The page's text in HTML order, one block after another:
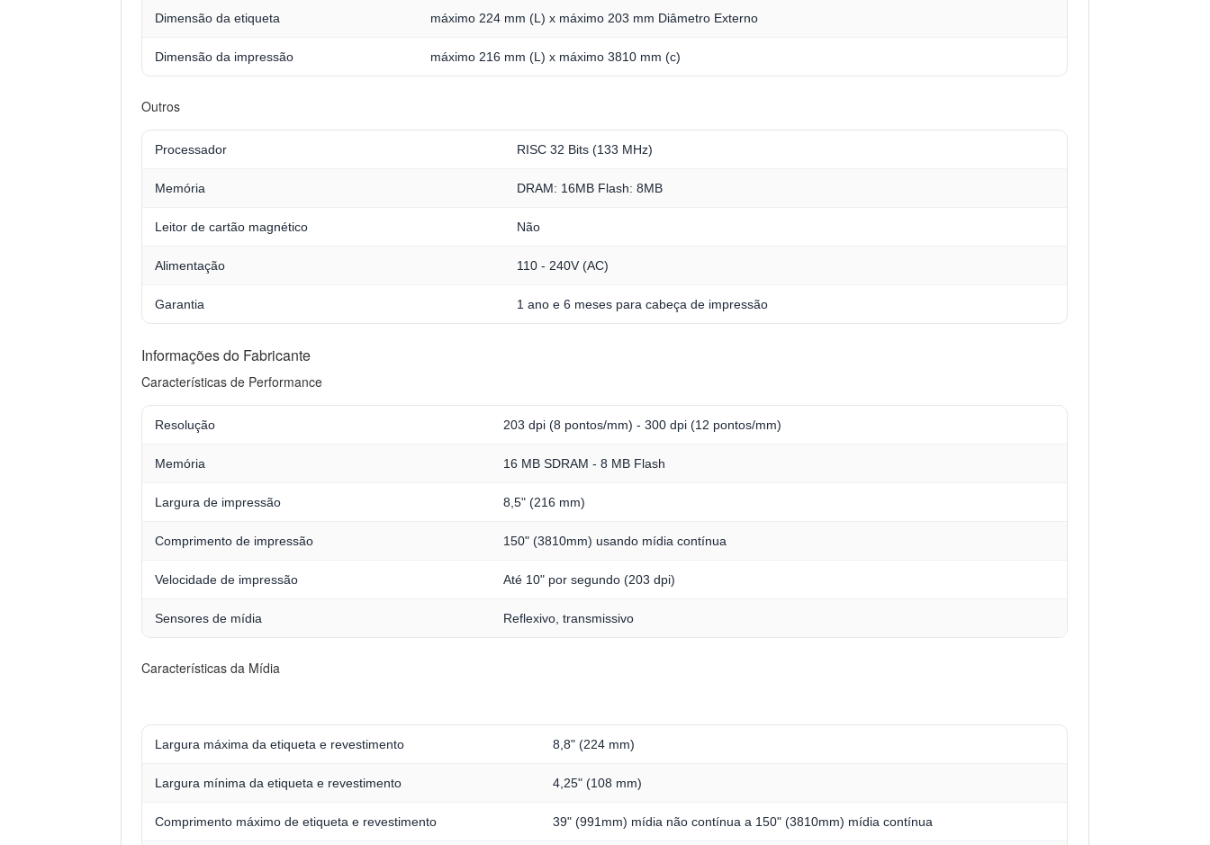
Dimensão da etiqueta máximo 224 mm (L) x máximo 203 mm Diâmetro Externo
Dimensão da impressão máximo 216 mm (L) x máximo 3810 mm (c)
Outros
Processador RISC 32 Bits (133 MHz)
Memória DRAM: 16MB Flash: 8MB
Leitor de cartão magnético Não
Alimentação 110 - 240V (AC)
Garantia 1 ano e 6 meses para cabeça de impressão
Informações do Fabricante
Características de Performance
Resolução 203 dpi (8 pontos/mm) - 300 dpi (12 pontos/mm)
Memória 16 MB SDRAM - 8 MB Flash
Largura de impressão 8,5" (216 mm)
Comprimento de impressão 150" (3810mm) usando mídia contínua
Velocidade de impressão Até 10" por segundo (203 dpi)
Sensores de mídia Reflexivo, transmissivo
Características da Mídia
Largura máxima da etiqueta e revestimento 8,8" (224 mm)
Largura mínima da etiqueta e revestimento 4,25" (108 mm)
Comprimento máximo de etiqueta e revestimento 39" (991mm) mídia não contínua a 150" (3810mm) mídia contínua